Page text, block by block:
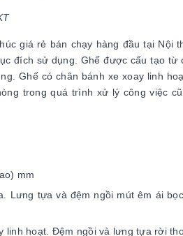
giá rẻ bán chạy hàng đầu tại Nội
đích sử dụng. Ghế được cấu tạo từ
Ghế có chân bánh xe xoay linh
trong quá trình xử lý công việc
mm
Lưng tựa và đệm ngồi mút êm ái
linh hoạt. Đệm ngồi và lưng tựa rời